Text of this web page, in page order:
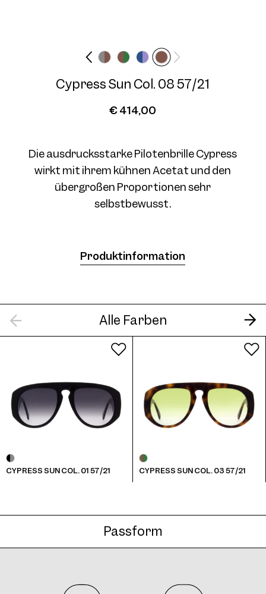
Cypress Sun Col. 08 57/21
€ 414,00
Die ausdrucksstarke Pilotenbrille Cypress
wirkt mit ihrem kühnen Acetat und den
übergroßen Proportionen sehr
selbstbewusst.
Produktinformation
Alle Farben
CYPRESS SUN COL. 01 57/21 CYPRESS SUN COL. 03 57/21
Passform
Cypress Sun Col. 04 57/21
Cypress Sun Col. 05 57/21
Cypress Sun Col. 07 57/21